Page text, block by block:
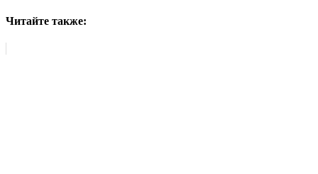
Читайте также: